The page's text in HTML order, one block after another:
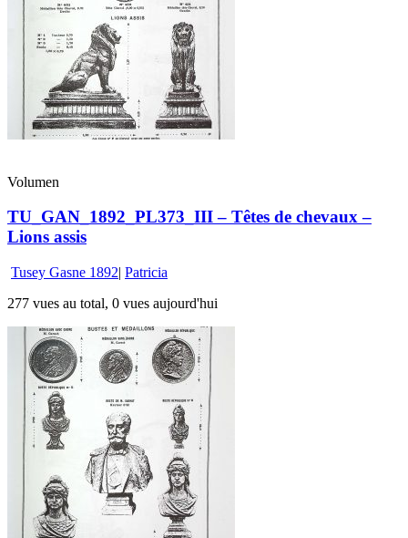
Volumen
TU_GAN_1892_PL373_III – Têtes de chevaux –
Lions assis
Tusey Gasne 1892| Patricia
277 vues au total, 0 vues aujourd'hui